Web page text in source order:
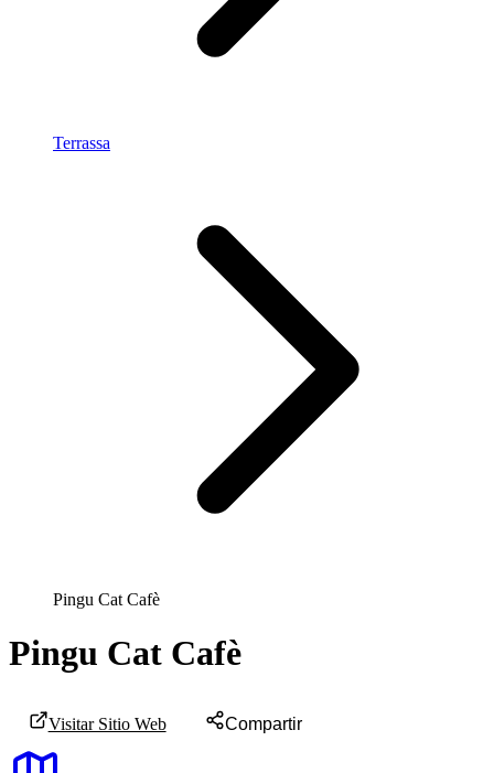
Terrassa
Pingu Cat Cafè
Pingu Cat Cafè
Visitar Sitio Web Compartir